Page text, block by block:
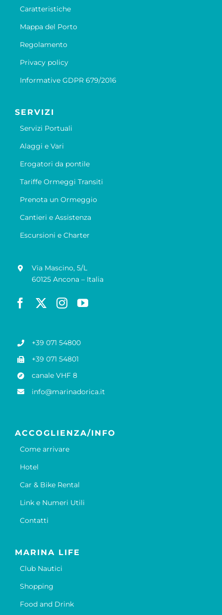
Caratteristiche
Mappa del Porto
Regolamento
Privacy policy
Informative GDPR 679/2016
SERVIZI
Servizi Portuali
Alaggi e Vari
Erogatori da pontile
Tariffe Ormeggi Transiti
Prenota un Ormeggio
Cantieri e Assistenza
Escursioni e Charter
Via Mascino, 5/L
60125 Ancona – Italia
+39 071 54800
+39 071 54801
canale VHF 8
info@marinadorica.it
ACCOGLIENZA/INFO
Come arrivare
Hotel
Car & Bike Rental
Link e Numeri Utili
Contatti
MARINA LIFE
Club Nautici
Shopping
Food and Drink